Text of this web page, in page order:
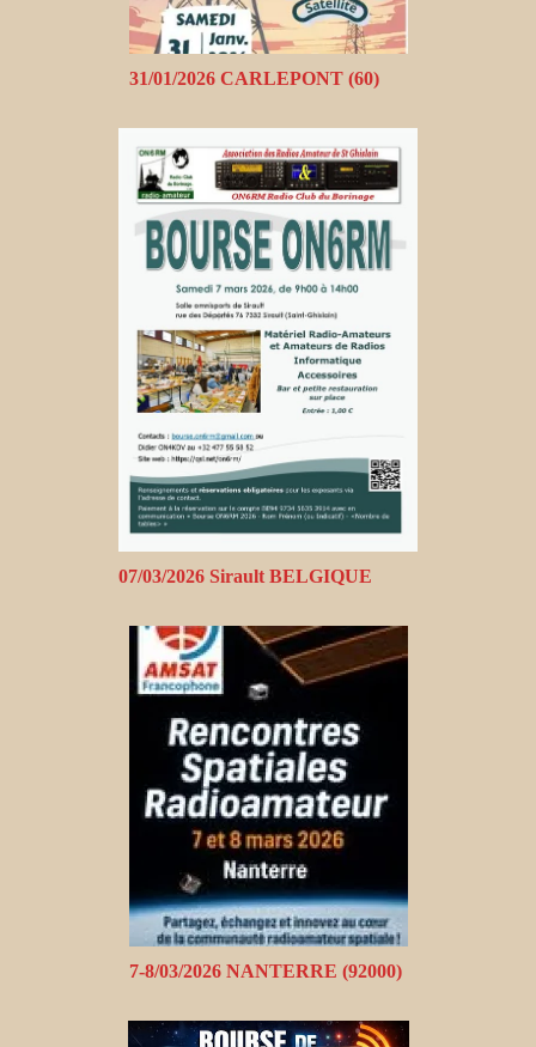
31/01/2026 CARLEPONT (60)
07/03/2026 Sirault BELGIQUE
7-8/03/2026 NANTERRE (92000)